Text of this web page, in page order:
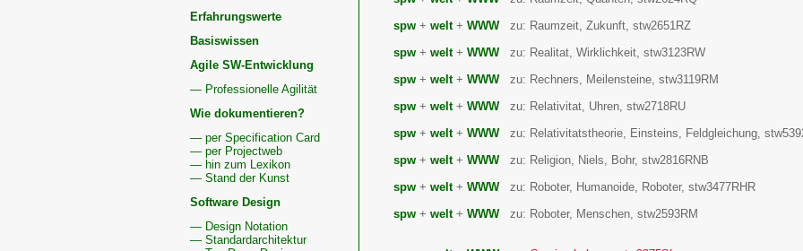
Erfahrungswerte
Basiswissen
Agile SW-Entwicklung
— Professionelle Agilität
Wie dokumentieren?
— per Specification Card
— per Projectweb
— hin zum Lexikon
— Stand der Kunst
Software Design
— Design Notation
— Standardarchitektur
spw + welt+ WWWzu: Raumzeit, Zukunft, stw2651RZ
spw + welt+ WWWzu: Realitat, Wirklichkeit, stw3123RW
spw + welt+ WWWzu: Rechners, Meilensteine, stw3119RM
spw + welt+ WWWzu: Relativitat, Uhren, stw2718RU
spw + welt+ WWWzu: Relativitatstheorie, Einsteins, Feldgleichung,
spw + welt+ WWWzu: Religion, Niels, Bohr, stw2816RNB
spw + welt+ WWWzu: Roboter, Humanoide, Roboter, stw3477RHR
spw + welt+ WWWzu: Roboter, Menschen, stw2593RM